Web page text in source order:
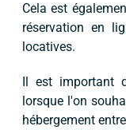
Cela est
réservation en
locatives.
Il est important
lorsque l'on
hébergement